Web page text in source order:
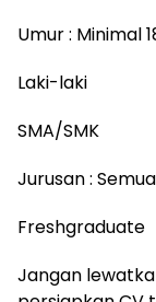
Umur : Minimal
Laki-laki
SMA/SMK
Jurusan :
Freshgraduate
Jangan